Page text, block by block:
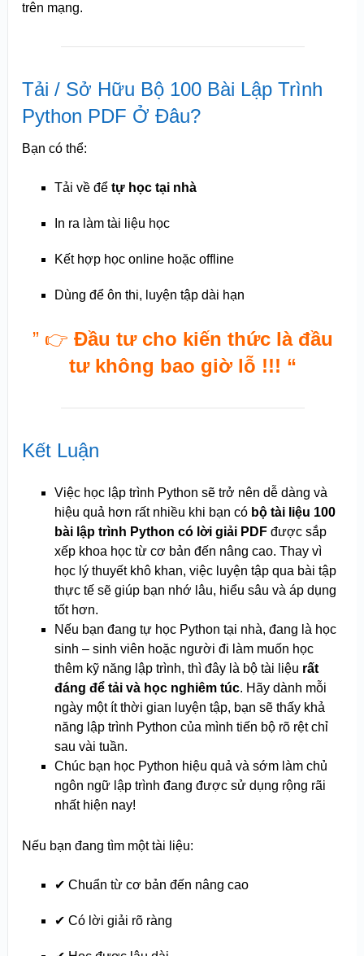
trên mạng.
Tải / Sở Hữu Bộ 100 Bài Lập Trình
Python PDF Ở Đâu?
Bạn có thể:
Tải về để tự học tại nhà
In ra làm tài liệu học
Kết hợp học online hoặc offline
Dùng để ôn thi, luyện tập dài hạn
” 👉 Đầu tư cho kiến thức là đầu
tư không bao giờ lỗ !!! “
Kết Luận
Việc học lập trình Python sẽ trở nên dễ dàng và
hiệu quả hơn rất nhiều khi bạn có bộ tài liệu 100
bài lập trình Python có lời giải PDFđược sắp
xếp khoa học từ cơ bản đến nâng cao. Thay vì
học lý thuyết khô khan, việc luyện tập qua bài tập
thực tế sẽ giúp bạn nhớ lâu, hiểu sâu và áp dụng
tốt hơn.
Nếu bạn đang tự học Python tại nhà, đang là học
sinh – sinh viên hoặc người đi làm muốn học
thêm kỹ năng lập trình, thì đây là bộ tài liệu rất
đáng để tải và học nghiêm túc. Hãy dành mỗi
ngày một ít thời gian luyện tập, bạn sẽ thấy khả
năng lập trình Python của mình tiến bộ rõ rệt chỉ
sau vài tuần.
Chúc bạn học Python hiệu quả và sớm làm chủ
ngôn ngữ lập trình đang được sử dụng rộng rãi
nhất hiện nay!
Nếu bạn đang tìm một tài liệu:
✔ Chuẩn từ cơ bản đến nâng cao
✔ Có lời giải rõ ràng